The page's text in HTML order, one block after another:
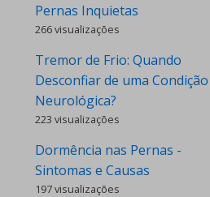
Pernas Inquietas
266 visualizações
Tremor de Frio: Quando
Desconfiar de uma Condição
Neurológica?
223 visualizações
Dormência nas Pernas -
Sintomas e Causas
197 visualizações